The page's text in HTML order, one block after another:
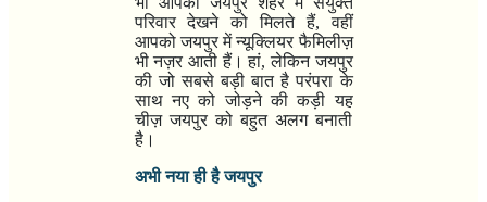
परिवार देखने को मिलते हैं,वहीं
आपको जयपुर में न्यूक्लियर फैमिलीज़
भी नज़र आती हैं। हां,लेकिन जयपुर
की जो सबसे बड़ी बात है परंपरा के
साथ नए को जोड़ने की कड़ी यह
चीज़ जयपुर को बहुत अलग बनाती
है।
अभी नया ही है जयपुर